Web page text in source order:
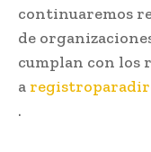
continuaremos
de
cumplan con los
a
.